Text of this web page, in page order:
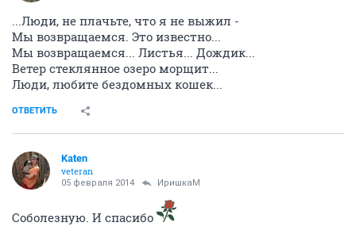
...Люди, не плачьте, что я не выжил -
Мы возвращаемся. Это известно...
Мы возвращаемся... Листья... Дождик...
Ветер стеклянное озеро морщит...
Люди, любите бездомных кошек...
ОТВЕТИТЬ
Katen
veteran
05 февраля 2014 ИришкаМ
Соболезную. И спасибо